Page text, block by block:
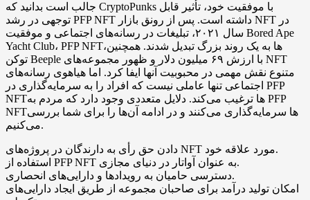
جالب است بدانید که CryptoPunks با موفقیت خود، تأثیر قابل
توجهی در رشد PFP NFT داشته است. پس از رونق بازار NFT در
سال ۲۰۲۱، تبلیغات در رسانه‌های اجتماعی و موفقیت Bored Ape
Yacht Club، PFP NFTها به یک روند بزرگ تبدیل شدند. همچنین،
توکن Beeple با ارزش ۶۹ میلیون دلار و ظهور مجموعه‌های NFT
متنوع نقش مهمی در محبوبیت آنها ایفا کرد. اما هیاهوی رسانه‌های
اجتماعی تنها عاملی نیست که افراد را به سرمایه‌گذاری در PFP
NFTها ترغیب می‌کند. دلایل متعددی وجود دارد که مردم به PFP
NFTها سرمایه‌گذاری می‌کنند و در ادامه آن‌ها را برای شما بررسی
می‌کنیم.
دادن حق رأی به دارندگان در پروژه‌های NFT مورد علاقه خود.
استفاده از PFP NFT به عنوان آواتار در دنیای مجازی.
دسترسی حامیان به رویدادها و دارایی‌های انحصاری.
امکان تولید درآمد برای صاحبان مجموعه از طریق ایجاد دارایی‌های